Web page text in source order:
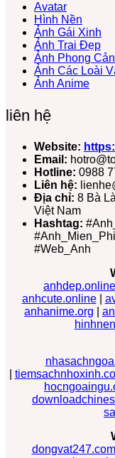
Avatar
Hình Nền
Ảnh Gái Xinh
Ảnh Trai Đẹp
Ảnh Phong
Ảnh Các Loài
Ảnh Anime
liên hệ
Website:
Email:
Hotline: 0988
Liên hệ:
Địa chỉ: 8 Bà
Việt Nam
Hashtag:
#Web_Anh
anhdep.online
anhcute.online|
anhanime.org
dongvat247.com